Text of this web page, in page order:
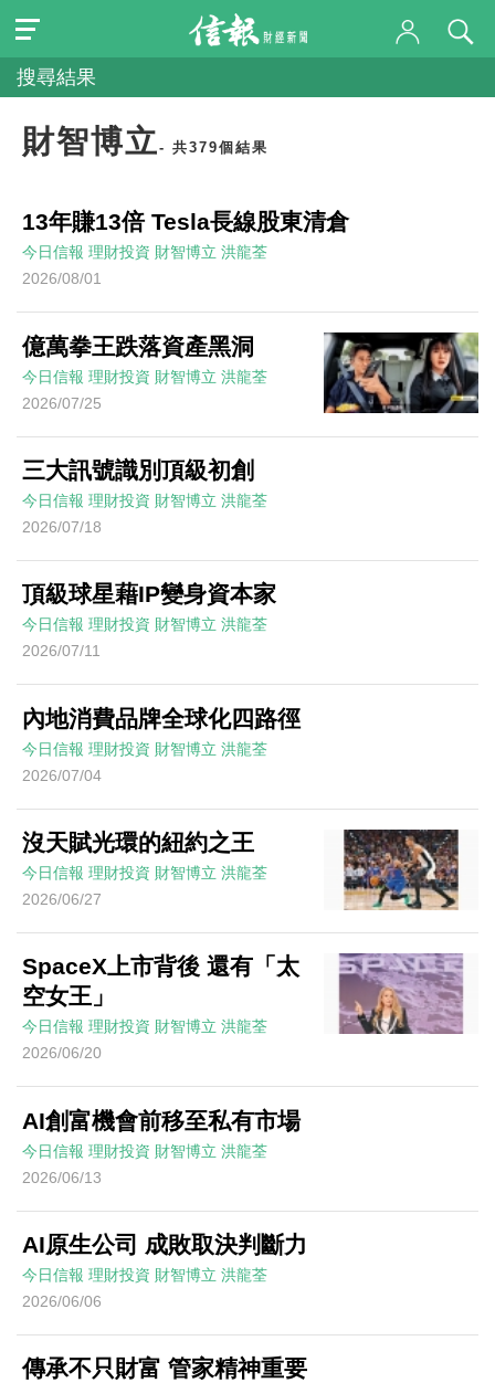
搜尋結果
財智博立- 共379個結果
13年賺13倍 Tesla長線股東清倉
今日信報 理財投資 財智博立 洪龍荃
2026/08/01
億萬拳王跌落資產黑洞
今日信報 理財投資 財智博立 洪龍荃
2026/07/25
三大訊號識別頂級初創
今日信報 理財投資 財智博立 洪龍荃
2026/07/18
頂級球星藉IP變身資本家
今日信報 理財投資 財智博立 洪龍荃
2026/07/11
內地消費品牌全球化四路徑
今日信報 理財投資 財智博立 洪龍荃
2026/07/04
沒天賦光環的紐約之王
今日信報 理財投資 財智博立 洪龍荃
2026/06/27
SpaceX上市背後 還有「太
空女王」
今日信報 理財投資 財智博立 洪龍荃
2026/06/20
AI創富機會前移至私有市場
今日信報 理財投資 財智博立 洪龍荃
2026/06/13
AI原生公司 成敗取決判斷力
今日信報 理財投資 財智博立 洪龍荃
2026/06/06
傳承不只財富 管家精神重要